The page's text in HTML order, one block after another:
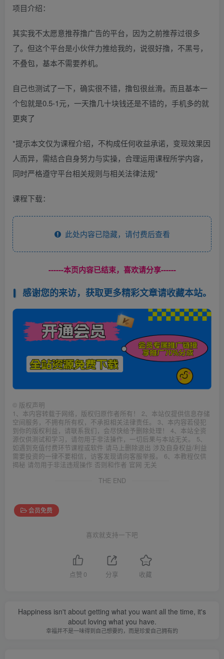
项目介绍：
其实我不太愿意推荐撸广告的平台，因为之前推荐过很多
了。但这个平台是小伙伴力推给我的，说很好撸，不黑号，
不叠包，基本不需要养机。
自己也测试了一下，确实很不错，撸包很丝滑。而且基本一
个包就是0.5-1元，一天撸几十块钱还是不错的，手机多的就
更爽了
*提示本文仅为课程介绍，不构成任何收益承诺，变现效果因
人而异，需结合自身努力与实操，合理运用课程所学内容，
同时严格遵守平台相关规则与相关法律法规*
课程下载：
此处内容已隐藏，请付费后查看
------本页内容已结束，喜欢请分享------
感谢您的来访，获取更多精彩文章请收藏本站。
© 版权声明
1、本内容转载于网络，版权归原作者所有！ 2、本站仅提供信息存储
空间服务，不拥有所有权，不承担相关法律责任。 3、本内容若侵犯
到你的版权利益，请联系我们，会尽快给予删除处理！ 4、本站全资
源仅供测试和学习，请勿用于非法操作，一切后果与本站无关。 5、
如遇到充值付费环节课程或软件 请马上删除退出 涉及自身权益/利益
需要投资的一律不要相信，访客发现请向客服举报。 6、本教程仅供
揭秘 请勿用于非法违规操作 否则和作者 官网 无关
THE END
会员免费
喜欢就支持一下吧
点赞 0 分享 收藏
Happiness isn't about getting what you want all the time, it's
about loving what you have.
幸福并不是一味得到自己想要的，而是珍爱自己拥有的